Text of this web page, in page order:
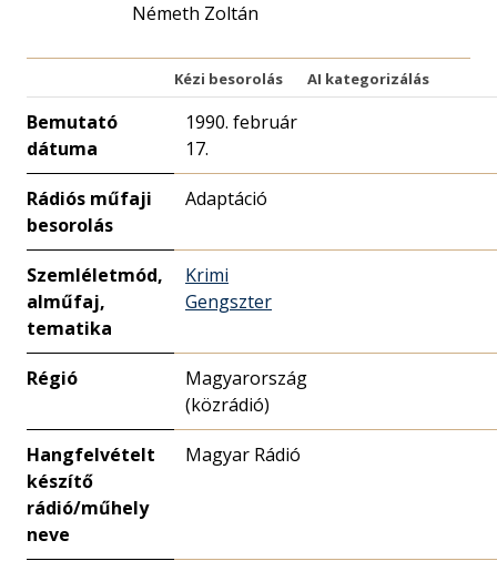
Németh Zoltán
Kézi besorolás AI kategorizálás
Bemutató
dátuma
1990. február
17.
Rádiós műfaji
besorolás
Adaptáció
Szemléletmód,
alműfaj,
tematika
Krimi
Gengszter
Régió
Magyarország
(közrádió)
Hangfelvételt
készítő
rádió/műhely
neve
Magyar Rádió